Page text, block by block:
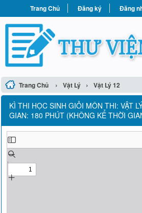
Trang Chủ Đăng ký Đăng
Trang Chủ › Vật Lý › Vật Lý 12
KÌ THI HỌC SINH GIỎI MÔN THI: VẬT
GIAN: 180 PHÚT (KHÔNG KỂ THỜI